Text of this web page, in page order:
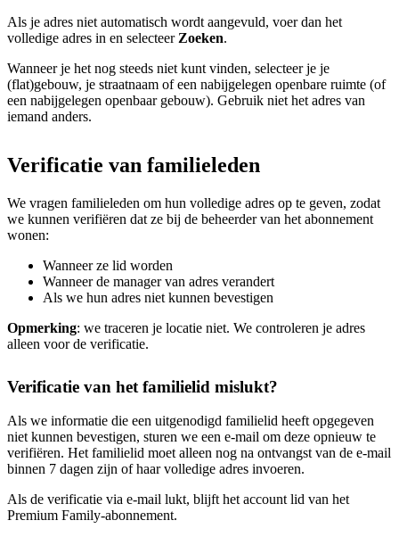
Als je adres niet automatisch wordt aangevuld, voer dan het
volledige adres in en selecteer Zoeken.
Wanneer je het nog steeds niet kunt vinden, selecteer je je
(flat)gebouw, je straatnaam of een nabijgelegen openbare ruimte (of
een nabijgelegen openbaar gebouw). Gebruik niet het adres van
iemand anders.
Verificatie van familieleden
We vragen familieleden om hun volledige adres op te geven, zodat
we kunnen verifiëren dat ze bij de beheerder van het abonnement
wonen:
Wanneer ze lid worden
Wanneer de manager van adres verandert
Als we hun adres niet kunnen bevestigen
Opmerking: we traceren je locatie niet. We controleren je adres
alleen voor de verificatie.
Verificatie van het familielid mislukt?
Als we informatie die een uitgenodigd familielid heeft opgegeven
niet kunnen bevestigen, sturen we een e-mail om deze opnieuw te
verifiëren. Het familielid moet alleen nog na ontvangst van de e-mail
binnen 7 dagen zijn of haar volledige adres invoeren.
Als de verificatie via e-mail lukt, blijft het account lid van het
Premium Family-abonnement.